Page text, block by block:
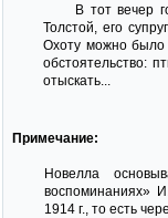
В тот вечер
Толстой, его
Охоту можно было
обстоятельство:
отыскать...
Примечание:
Новелла
воспоминаниях»
1914 г., то есть